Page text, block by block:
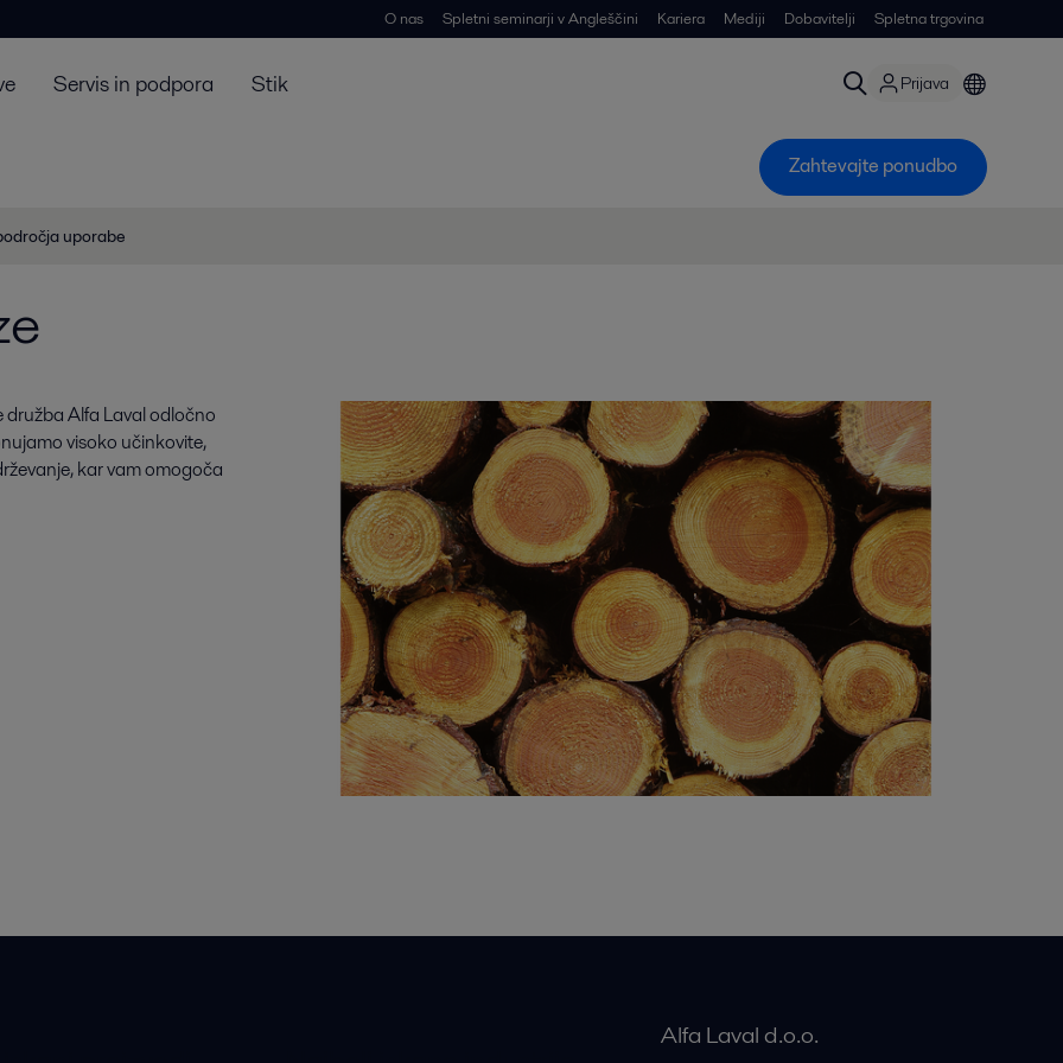
O nas Spletni seminarji v Angleščini Kariera Mediji Dobavitelji Spletna trgovina
Servis in podpora Stik Prijava
Zahtevajte ponudbo
uporabe
družba Alfa Laval odločno
visoko učinkovite,
kar vam omogoča
Alfa Laval d.o.o.